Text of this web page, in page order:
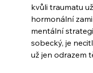
kvůli traumatu
hormonální
mentální
sobecký, je
už jen odrazem